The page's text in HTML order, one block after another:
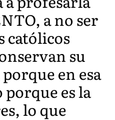
a no ser
católicos
su
en esa
es la
lo que